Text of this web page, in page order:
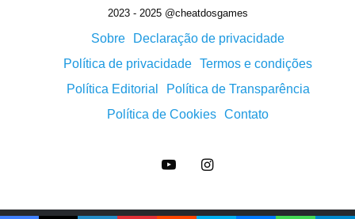
2023 - 2025 @cheatdosgames
Sobre
Declaração de privacidade
Política de privacidade Termos e condições
Política Editorial
Política de Transparência
Política de Cookies Contato
YouTubeInstagram